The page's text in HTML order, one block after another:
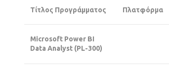
Τίτλος Προγράμματος Πλατφόρμα
Microsoft Power BI
Data Analyst (PL-300)